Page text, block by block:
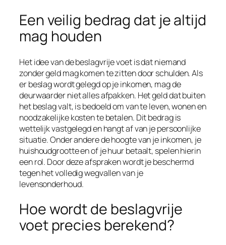
Een veilig bedrag dat je altijd
mag houden
Het idee van de beslagvrije voet is dat niemand
zonder geld mag komen te zitten door schulden. Als
er beslag wordt gelegd op je inkomen, mag de
deurwaarder niet alles afpakken. Het geld dat buiten
het beslag valt, is bedoeld om van te leven, wonen en
noodzakelijke kosten te betalen. Dit bedrag is
wettelijk vastgelegd en hangt af van je persoonlijke
situatie. Onder andere de hoogte van je inkomen, je
huishoudgrootte en of je huur betaalt, spelen hierin
een rol. Door deze afspraken wordt je beschermd
tegen het volledig wegvallen van je
levensonderhoud.
Hoe wordt de beslagvrije
voet precies berekend?